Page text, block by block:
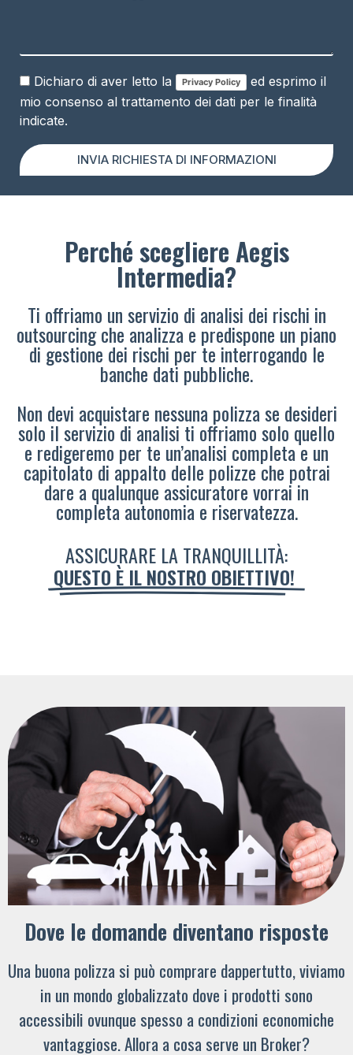
Dichiaro di aver letto la Privacy Policy
ed esprimo il
mio consenso al trattamento dei dati per le finalità
indicate.
INVIA RICHIESTA DI INFORMAZIONI
Perché scegliere Aegis
Intermedia?
Ti offriamo un servizio di analisi dei rischi in
outsourcing che analizza e predispone un piano
di gestione dei rischi per te interrogando le
banche dati pubbliche.
Non devi acquistare nessuna polizza se desideri
solo il servizio di analisi ti offriamo solo quello
e redigeremo per te un’analisi completa e un
capitolato di appalto delle polizze che potrai
dare a qualunque assicuratore vorrai in
completa autonomia e riservatezza.
ASSICURARE LA TRANQUILLITÀ:
QUESTO È IL NOSTRO OBIETTIVO!
Dove le domande diventano risposte
Una buona polizza si può comprare dappertutto, viviamo
in un mondo globalizzato dove i prodotti sono
accessibili ovunque spesso a condizioni economiche
vantaggiose. Allora a cosa serve un Broker?